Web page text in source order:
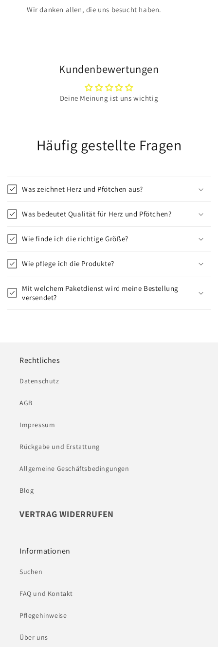
Wir danken allen, die uns besucht haben.
Kundenbewertungen
Deine Meinung ist uns wichtig
Häufig gestellte Fragen
Was zeichnet Herz und Pfötchen aus?
Was bedeutet Qualität für Herz und Pfötchen?
Wie finde ich die richtige Größe?
Wie pflege ich die Produkte?
Mit welchem Paketdienst wird meine Bestellung
versendet?
Rechtliches
Datenschutz
AGB
Impressum
Rückgabe und Erstattung
Allgemeine Geschäftsbedingungen
Blog
VERTRAG WIDERRUFEN
Informationen
Suchen
FAQ und Kontakt
Pflegehinweise
Über uns